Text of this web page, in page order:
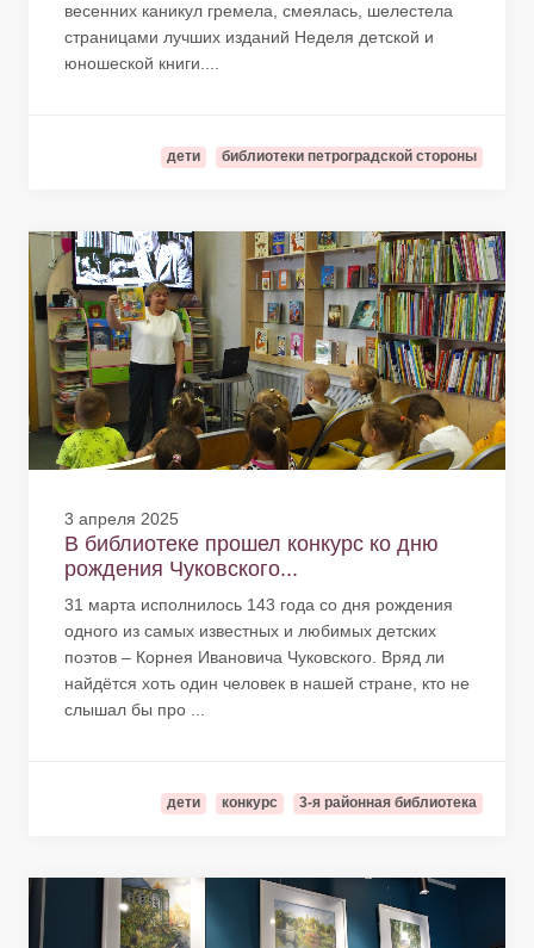
весенних каникул гремела, смеялась, шелестела
страницами лучших изданий Неделя детской и
юношеской книги....
дети библиотеки петроградской стороны
3 апреля 2025
В библиотеке прошел конкурс ко дню
рождения Чуковского...
31 марта исполнилось 143 года со дня рождения
одного из самых известных и любимых детских
поэтов – Корнея Ивановича Чуковского. Вряд ли
найдётся хоть один человек в нашей стране, кто не
слышал бы про ...
дети конкурс 3-я районная библиотека